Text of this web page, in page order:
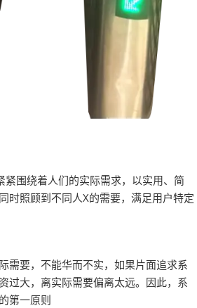
紧围绕着人们的实际需求，以实用、简
时照顾到不同人X的需要，满足用户特定
需要，不能华而不实，如果片面追求系
过大，离实际需要偏离太远。因此，系
第一原则